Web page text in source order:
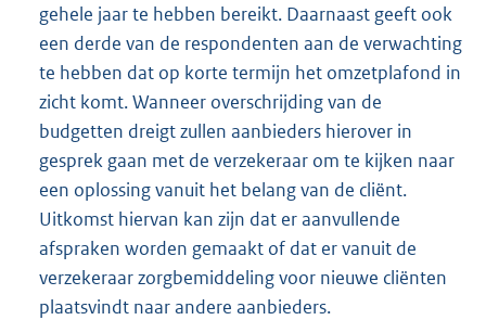
gehele jaar te hebben bereikt. Daarnaast geeft ook
een derde van de respondenten aan de verwachting
te hebben dat op korte termijn het omzetplafond in
zicht komt. Wanneer overschrijding van de
budgetten dreigt zullen aanbieders hierover in
gesprek gaan met de verzekeraar om te kijken naar
een oplossing vanuit het belang van de cliënt.
Uitkomst hiervan kan zijn dat er aanvullende
afspraken worden gemaakt of dat er vanuit de
verzekeraar zorgbemiddeling voor nieuwe cliënten
plaatsvindt naar andere aanbieders.